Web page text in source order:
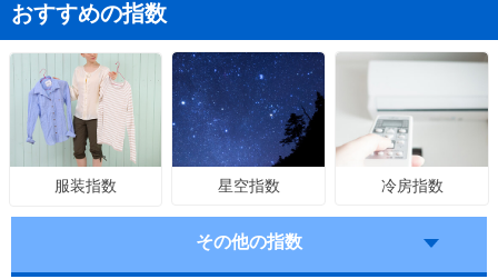
おすすめの指数
服装指数 星空指数 冷房指数
その他の指数